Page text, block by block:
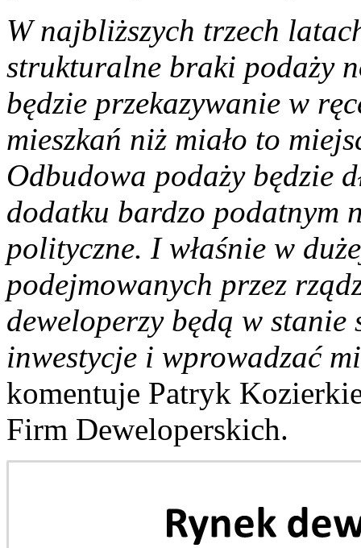
W najbliższych trzech
strukturalne braki podaży
będzie przekazywanie w
mieszkań niż miało to
Odbudowa podaży będzie
dodatku bardzo podatnym
polityczne. I właśnie w
podejmowanych przez
deweloperzy będą w
inwestycje i wprowadzać
komentuje Patryk
Firm Deweloperskich.